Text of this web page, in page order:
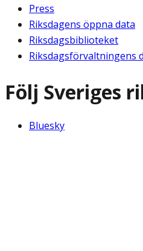
Press
Riksdagens öppna data
Riksdagsbiblioteket
Riksdagsförvaltningens
Följ Sveriges
Bluesky